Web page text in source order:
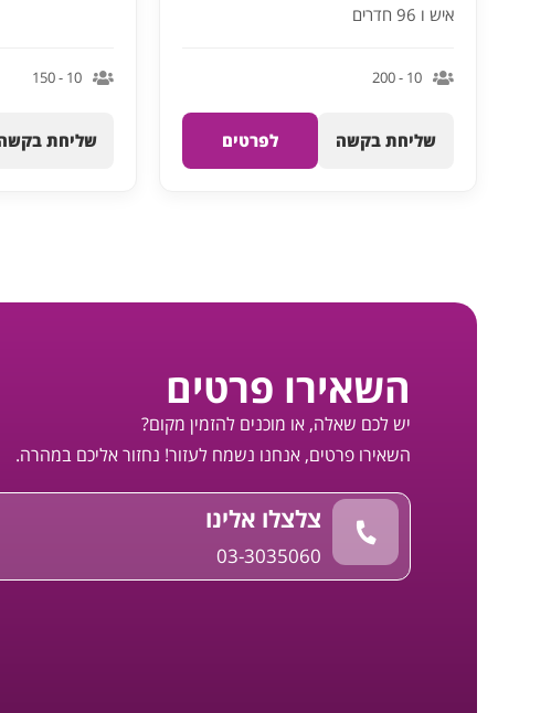
איש ו 96 חדרים
10 - 200
שליחת בקשה לפרטים
10 - 150
שליחת
השאירו פרטים
יש לכם שאלה, או מוכנים להזמין מקום?
השאירו פרטים, אנחנו נשמח לעזור! נחזור אליכם במהרה.
צלצלו אלינו
03-3035060